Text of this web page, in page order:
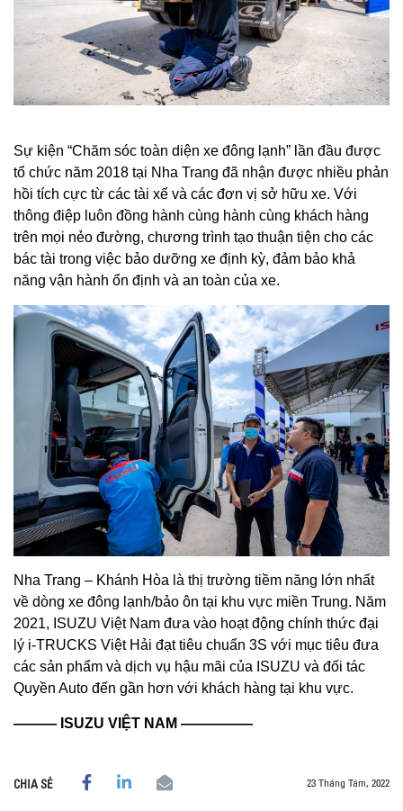
Sự kiện “Chăm sóc toàn diện xe đông lạnh” lần đầu được
tổ chức năm 2018 tại Nha Trang đã nhận được nhiều phản
hồi tích cực từ các tài xế và các đơn vị sở hữu xe. Với
thông điệp luôn đồng hành cùng hành cùng khách hàng
trên mọi nẻo đường, chương trình tạo thuận tiện cho các
bác tài trong việc bảo dưỡng xe định kỳ, đảm bảo khả
năng vận hành ổn định và an toàn của xe.
Nha Trang – Khánh Hòa là thị trường tiềm năng lớn nhất
về dòng xe đông lạnh/bảo ôn tại khu vực miền Trung. Năm
2021, ISUZU Việt Nam đưa vào hoạt động chính thức đại
lý i-TRUCKS Việt Hải đạt tiêu chuẩn 3S với mục tiêu đưa
các sản phẩm và dịch vụ hậu mãi của ISUZU và đối tác
Quyền Auto đến gần hơn với khách hàng tại khu vực.
——— ISUZU VIỆT NAM —————
CHIA SẺ 23 Tháng Tám, 2022